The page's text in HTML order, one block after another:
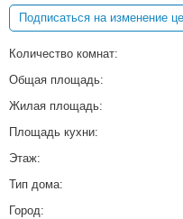
Количество комнат:
Общая площадь:
Жилая площадь:
Площадь кухни:
Этаж:
Тип дома:
Город: